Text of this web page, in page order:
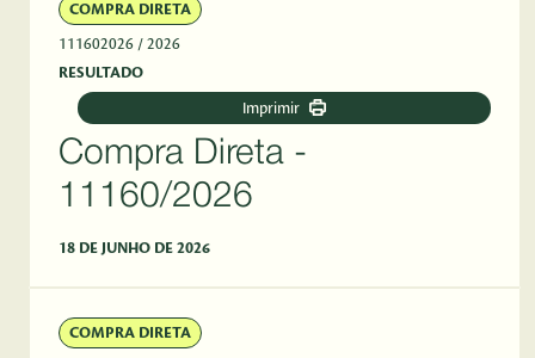
COMPRA DIRETA
111602026 / 2026
RESULTADO
Imprimir
Compra Direta -
11160/2026
18 DE JUNHO DE 2026
COMPRA DIRETA